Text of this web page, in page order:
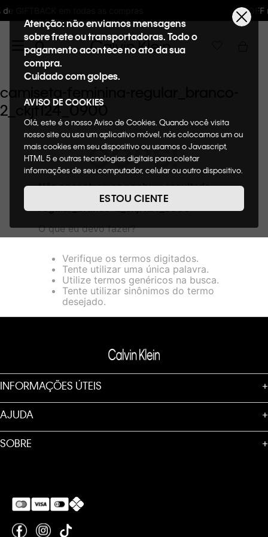
10%OFF na primeira compra :
Atenção: não enviamos mensagens
sobre frete ou transportadoras. Todo o
pagamento acontece no ato da sua
compra.
Cuidado com golpes.
AVISO DE COOKIES
Olá, este é o nosso Aviso de Cookies. Quando você visita
nosso site ou usa um aplicativo móvel, nós colocamos um ou
mais cookies em seu dispositivo ou usamos o Javascript,
HTML 5 e outras tecnologias digitais para coletar
informações de seu computador, celular ou outro dispositivo.
de cookies, informaremos quais cookies usaremos e quais
suas funções. A forma como processamos os dados
nosso Aviso de Privacidade. Quando você visita nosso site,
fornecer a você toda a funcionalidade do site, incluindo,
entre outros, a capacidade de comprar um item em nossa
loja virtual. Para maiores informações sobre o nosso aviso de
Cookies acesse o link.
ESTOU CIENTE
camiseta-feminina-regular_branco-
2_ckjf124_0900
OOPS!
Não encontramos nenhum resultado
camiseta-feminina-
regular_branco-2_ckjf124_0900"
O que eu devo fazer?
Verifique os termos digitados.
Tente utilizar uma única palavra.
Utilize termos genéricos na busca.
Tente utilizar sinônimos do termo
desejado.
INFORMAÇÕES ÚTEIS +
AJUDA +
SOBRE +